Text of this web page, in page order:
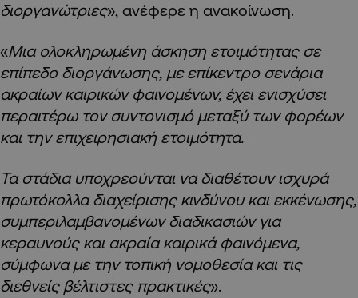
διοργανώτριες», ανέφερε η ανακοίνωση.
«Μια ολοκληρωμένη άσκηση ετοιμότητας σε
επίπεδο διοργάνωσης, με επίκεντρο σενάρια
ακραίων καιρικών φαινομένων, έχει ενισχύσει
περαιτέρω τον συντονισμό μεταξύ των φορέων
και την επιχειρησιακή ετοιμότητα.
Τα στάδια υποχρεούνται να διαθέτουν ισχυρά
πρωτόκολλα διαχείρισης κινδύνου και εκκένωσης,
συμπεριλαμβανομένων διαδικασιών για
κεραυνούς και ακραία καιρικά φαινόμενα,
σύμφωνα με την τοπική νομοθεσία και τις
διεθνείς βέλτιστες πρακτικές».